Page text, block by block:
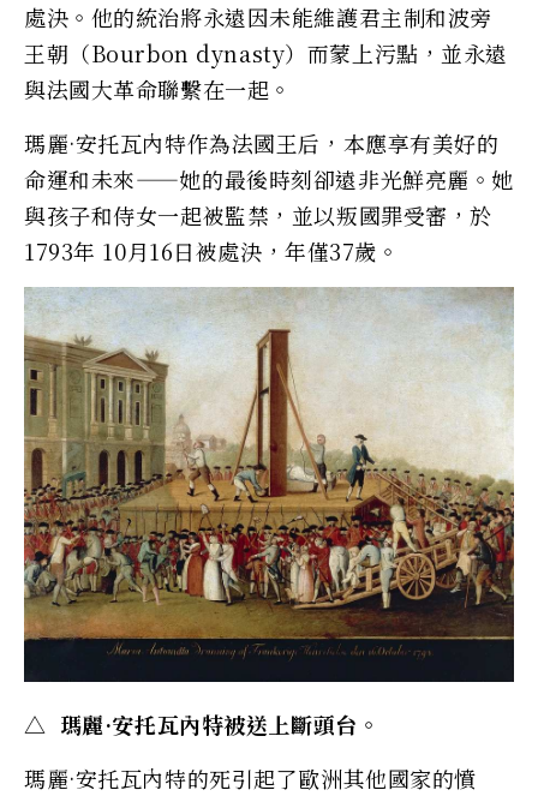
處決。他的統治將永遠因未能維護君主制和波旁
王朝（Bourbon dynasty）而蒙上污點，並永遠
與法國大革命聯繫在一起。
瑪麗·安托瓦內特作為法國王后，本應享有美好的
命運和未來——她的最後時刻卻遠非光鮮亮麗。她
與孩子和侍女一起被監禁，並以叛國罪受審，於
1793年 10月16日被處決，年僅37歲。
△ 瑪麗·安托瓦內特被送上斷頭台。
瑪麗·安托瓦內特的死引起了歐洲其他國家的憤